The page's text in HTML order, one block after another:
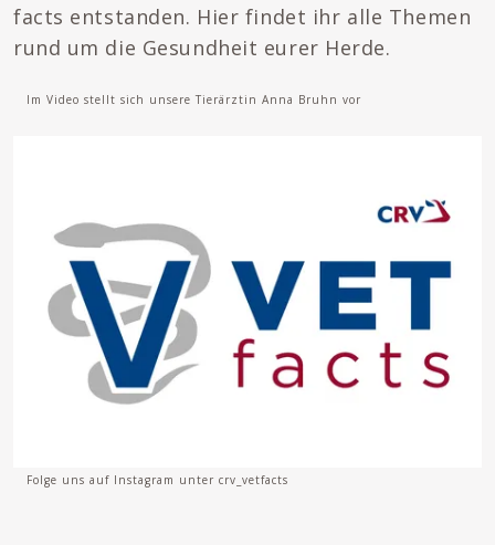
facts entstanden. Hier findet ihr alle Themen
rund um die Gesundheit eurer Herde.
Im Video stellt sich unsere Tierärztin Anna Bruhn vor
Folge uns auf Instagram unter crv_vetfacts